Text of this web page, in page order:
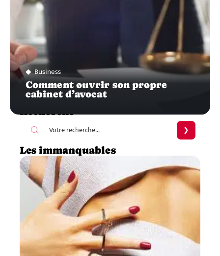
Business
Comment ouvrir son propre
cabinet d’avocat
Les immanquables